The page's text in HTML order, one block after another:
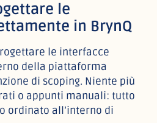
le
in BrynQ
le interfacce
della piattaforma
di scoping. Niente più
o appunti manuali: tutto
ordinato all’interno di